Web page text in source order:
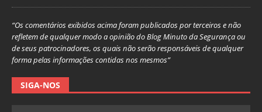
“Os comentários exibidos acima foram publicados por terceiros e não
refletem de qualquer modo a opinião do Blog Minuto da Segurança ou
de seus patrocinadores, os quais não serão responsáveis de qualquer
forma pelas informações contidas nos mesmos”
SIGA-NOS